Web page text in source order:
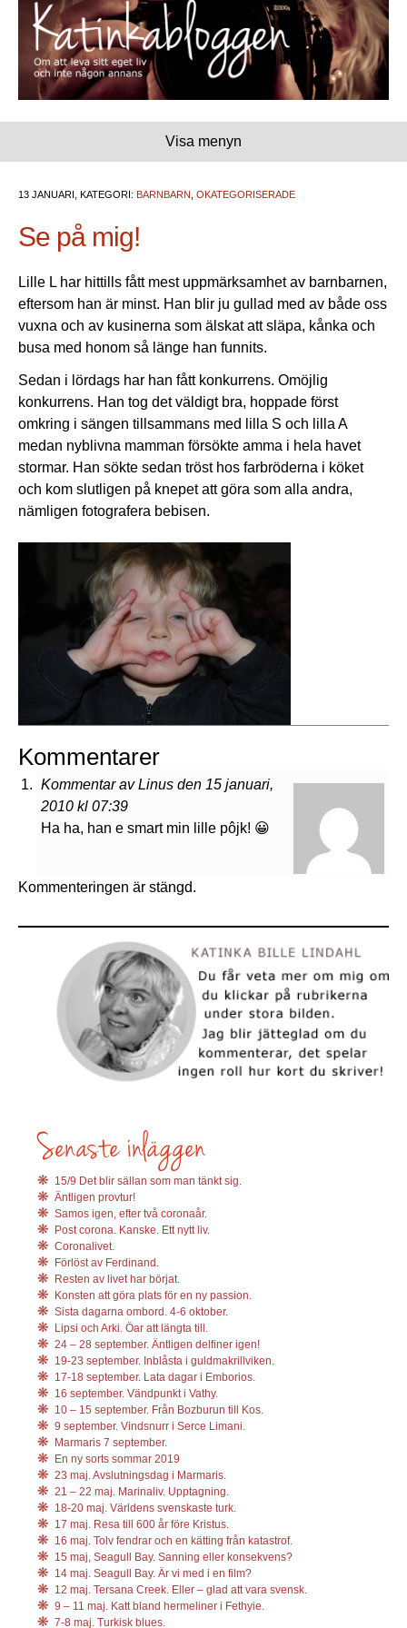
Visa menyn
13 JANUARI, KATEGORI: BARNBARN OKATEGORISERADE
Se på mig!
Lille L har hittills fått mest uppmärksamhet av barnbarnen,
eftersom han är minst. Han blir ju gullad med av både oss
vuxna och av kusinerna som älskat att släpa, kånka och
busa med honom så länge han funnits.
Sedan i lördags har han fått konkurrens. Omöjlig
konkurrens. Han tog det väldigt bra, hoppade först
omkring i sängen tillsammans med lilla S och lilla A
medan nyblivna mamman försökte amma i hela havet
stormar. Han sökte sedan tröst hos farbröderna i köket
och kom slutligen på knepet att göra som alla andra,
nämligen fotografera bebisen.
Kommentarer
Kommentar av Linus den 15 januari,
2010 kl 07:39
Ha ha, han e smart min lille pôjk! 😀
Kommenteringen är stängd.
15/9 Det blir sällan som man tänkt sig.
Äntligen provtur!
Samos igen, efter två coronaår.
Post corona. Kanske. Ett nytt liv.
Coronalivet.
Förlöst av Ferdinand.
Resten av livet har börjat.
Konsten att göra plats för en ny passion.
Sista dagarna ombord. 4-6 oktober.
Lipsi och Arki. Öar att längta till.
24 – 28 september. Äntligen delfiner igen!
19-23 september. Inblåsta i guldmakrillviken.
17-18 september. Lata dagar i Emborios.
16 september. Vändpunkt i Vathy.
10 – 15 september. Från Bozburun till Kos.
9 september. Vindsnurr i Serce Limani.
Marmaris 7 september.
En ny sorts sommar 2019
23 maj. Avslutningsdag i Marmaris.
21 – 22 maj. Marinaliv. Upptagning.
18-20 maj. Världens svenskaste turk.
17 maj. Resa till 600 år före Kristus.
16 maj. Tolv fendrar och en kätting från katastrof.
15 maj, Seagull Bay. Sanning eller konsekvens?
14 maj. Seagull Bay. Är vi med i en film?
12 maj. Tersana Creek. Eller – glad att vara svensk.
9 – 11 maj. Katt bland hermeliner i Fethyie.
7-8 maj. Turkisk blues.